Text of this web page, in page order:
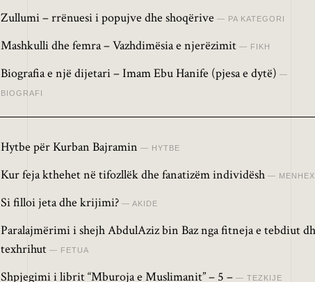
Zullumi – rrënuesi i popujve dhe shoqërive PA KATEGORI
Mashkulli dhe femra – Vazhdimësia e njerëzimit FIKH
Biografia e një dijetari – Imam Ebu Hanife (pjesa e dytë)
BIOGRAFI
Hytbe për Kurban Bajramin HYTBE
Kur feja kthehet në tifozllëk dhe fanatizëm individësh
Si filloi jeta dhe krijimi? AKIDE
Paralajmërimi i shejh AbdulAziz bin Baz nga fitneja e tebdiut
texhrihut
FETUA
Shpjegimi i librit “Mburoja e Muslimanit” – 5 – TEZKIJE